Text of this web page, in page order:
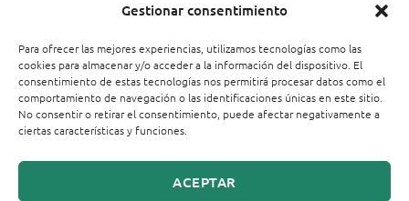
Gestionar consentimiento
Para ofrecer las mejores experiencias, utilizamos tecnologías como las
cookies para almacenar y/o acceder a la información del dispositivo. El
consentimiento de estas tecnologías nos permitirá procesar datos como el
comportamiento de navegación o las identificaciones únicas en este sitio.
No consentir o retirar el consentimiento, puede afectar negativamente a
ciertas características y funciones.
ACEPTAR